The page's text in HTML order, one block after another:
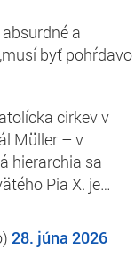
a
byť pohŕdavo
cirkev v
Müller – v
hierarchia sa
Pia X. je…
28. júna 2026